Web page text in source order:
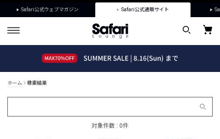
Safari公式ウェブマガジン Safari公式通販サイト
ホーム 検索結果
対象件数 : 0件